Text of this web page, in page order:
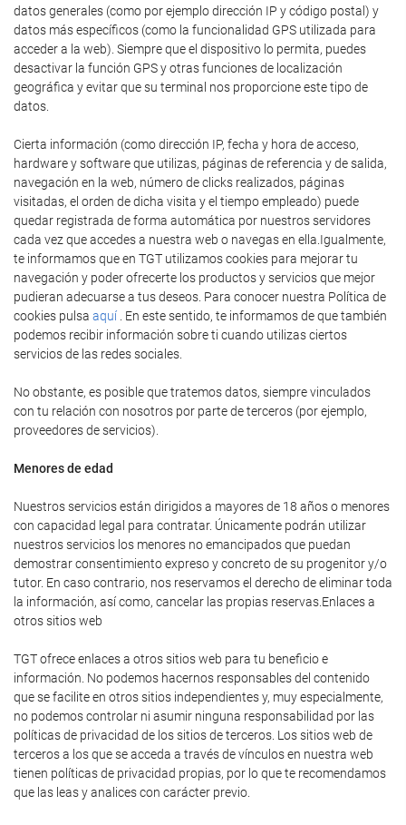
datos generales (como por ejemplo dirección IP y código postal) y
datos más específicos (como la funcionalidad GPS utilizada para
acceder a la web). Siempre que el dispositivo lo permita, puedes
desactivar la función GPS y otras funciones de localización
geográfica y evitar que su terminal nos proporcione este tipo de
datos.
Cierta información (como dirección IP, fecha y hora de acceso,
hardware y software que utilizas, páginas de referencia y de salida,
navegación en la web, número de clicks realizados, páginas
visitadas, el orden de dicha visita y el tiempo empleado) puede
quedar registrada de forma automática por nuestros servidores
cada vez que accedes a nuestra web o navegas en ella.Igualmente,
te informamos que en TGT utilizamos cookies para mejorar tu
navegación y poder ofrecerte los productos y servicios que mejor
pudieran adecuarse a tus deseos. Para conocer nuestra Política de
cookies pulsa aquí . En este sentido, te informamos de que también
podemos recibir información sobre ti cuando utilizas ciertos
servicios de las redes sociales.
No obstante, es posible que tratemos datos, siempre vinculados
con tu relación con nosotros por parte de terceros (por ejemplo,
proveedores de servicios).
Menores de edad
Nuestros servicios están dirigidos a mayores de 18 años o menores
con capacidad legal para contratar. Únicamente podrán utilizar
nuestros servicios los menores no emancipados que puedan
demostrar consentimiento expreso y concreto de su progenitor y/o
tutor. En caso contrario, nos reservamos el derecho de eliminar toda
la información, así como, cancelar las propias reservas.Enlaces a
otros sitios web
TGT ofrece enlaces a otros sitios web para tu beneficio e
información. No podemos hacernos responsables del contenido
que se facilite en otros sitios independientes y, muy especialmente,
no podemos controlar ni asumir ninguna responsabilidad por las
políticas de privacidad de los sitios de terceros. Los sitios web de
terceros a los que se acceda a través de vínculos en nuestra web
tienen políticas de privacidad propias, por lo que te recomendamos
que las leas y analices con carácter previo.